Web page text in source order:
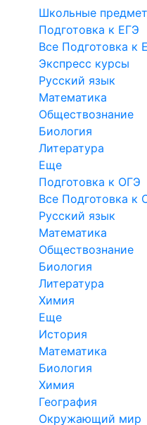
Школьные
Подготовка к ЕГЭ
Все Подготовка к
Экспресс курсы
Русский язык
Математика
Обществознание
Биология
Литература
Еще
Подготовка к ОГЭ
Все Подготовка к
Русский язык
Математика
Обществознание
Биология
Литература
Химия
Еще
История
Математика
Биология
Химия
География
Окружающий мир